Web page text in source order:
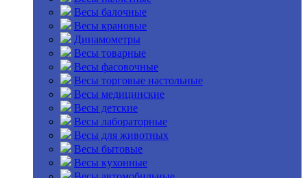
Весы балочные
Весы крановые
Динамометры
Весы товарные
Весы фасовочные
Весы торговые настольные
Весы медицинские
Весы детские
Весы лабораторные
Весы для животных
Весы бытовые
Весы кухонные